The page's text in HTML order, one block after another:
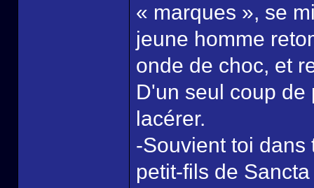
« marques », se
jeune homme
onde de choc, et
D'un seul coup de
lacérer.
-Souvient toi
petit-fils de